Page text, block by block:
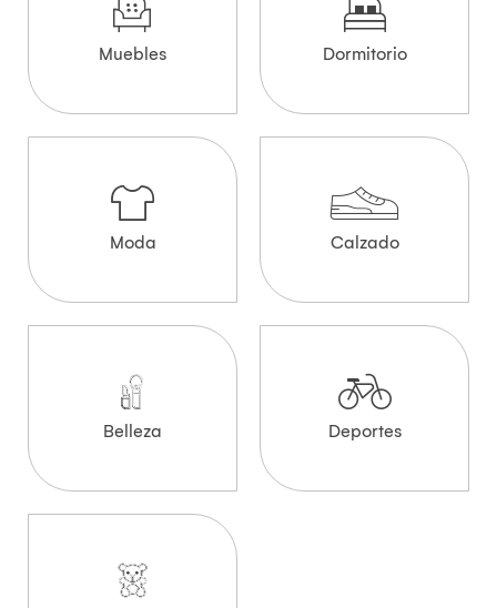
Muebles Dormitorio
Moda Calzado
Belleza Deportes